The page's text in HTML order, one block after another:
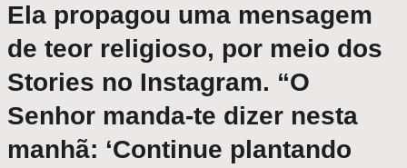
Ela propagou uma mensagem
de teor religioso, por meio dos
Stories no Instagram. “O
Senhor manda-te dizer nesta
manhã: ‘Continue plantando